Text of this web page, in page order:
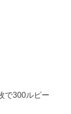
で300ルピー